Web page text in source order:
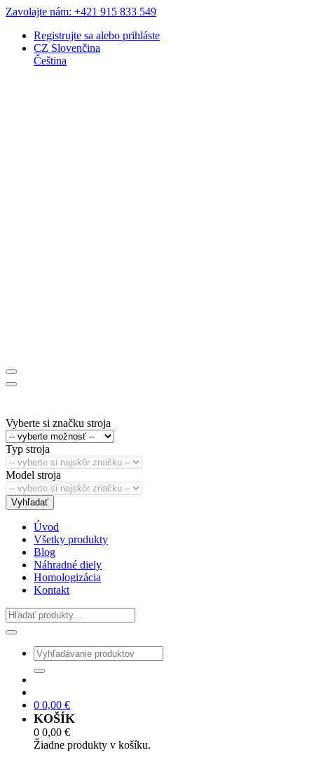
Zavolajte nám: +421 915 833 549
Registrujte sa alebo prihláste
CZ Slovenčina
Čeština
Vyberte si značku stroja
Typ stroja
Model stroja
Vyhľadať
Úvod
Všetky produkty
Blog
Náhradné diely
Homologizácia
Kontakt
0 0,00 €
KOŠÍK
0 0,00 €
Žiadne produkty v košíku.